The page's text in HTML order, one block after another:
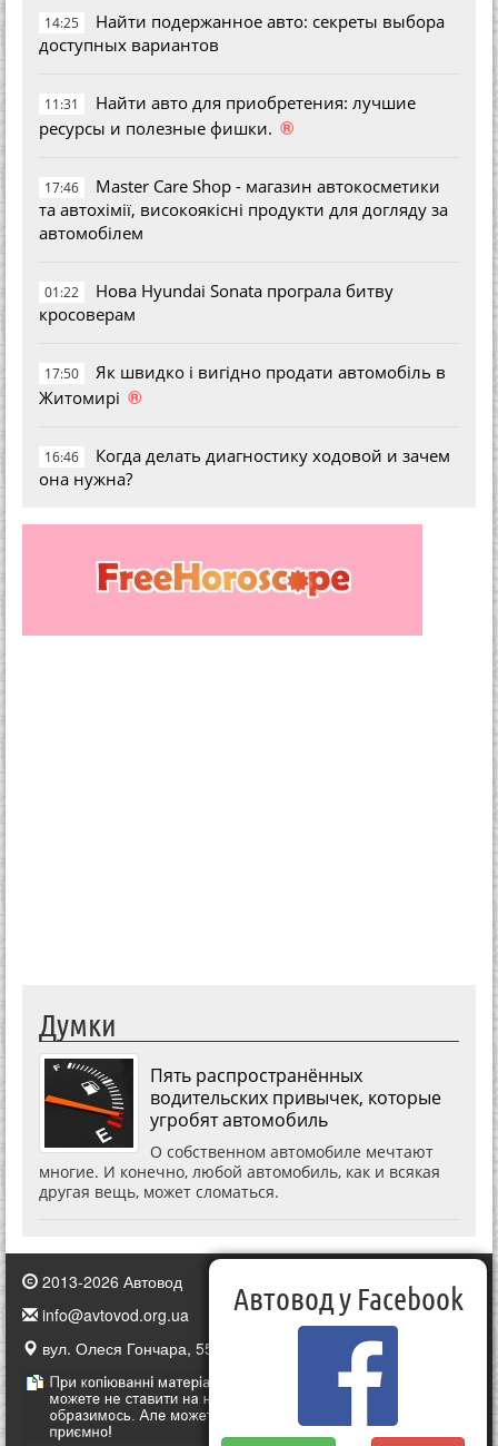
14:25
Найти подержанное авто: секреты выбора
доступных вариантов
11:31
Найти авто для приобретения: лучшие
ресурсы и полезные фишки. ®
17:46
Master Care Shop - магазин автокосметики
та автохімії, високоякісні продукти для догляду за
автомобілем
01:22
Нова Hyundai Sonata програла битву
кросоверам
17:50
Як швидко і вигідно продати автомобіль в
Житомирі ®
16:46
Когда делать диагностику ходовой и зачем
она нужна?
Думки
Пять распространённых
водительских привычек, которые
угробят автомобиль
О собственном автомобиле мечтают
многие. И конечно, любой автомобиль, как и всякая
другая вещь, может сломаться.
2013-2026 Автовод
info@avtovod.org.ua
вул. Олеся Гончара, 55, Київ, Україна
Автовод у Facebook